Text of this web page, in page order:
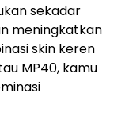
sekadar
meningkatkan
skin keren
MP40, kamu